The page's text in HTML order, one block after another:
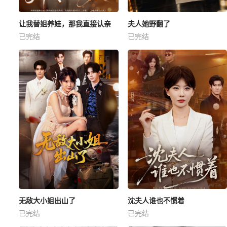
让我替姐养娃，那我直接认亲
已完结
夫人她野翻了
已完结
无敌大小姐出山了
已完结
沈夫人谁也不惯着
已完结